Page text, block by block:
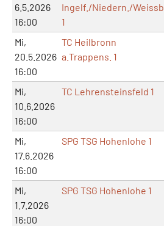
6.5.2026
16:00
Ingelf./Niedern./Weissb.
1
Mi,
20.5.2026
16:00
TC Heilbronn
a.Trappens. 1
Mi,
10.6.2026
16:00
TC Lehrensteinsfeld 1
Mi,
17.6.2026
16:00
SPG TSG Hohenlohe 1
Mi,
1.7.2026
16:00
SPG TSG Hohenlohe 1